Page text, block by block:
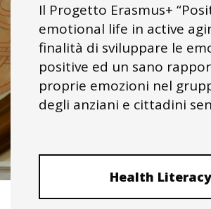
Il Progetto Erasmus+
emotional life in active
finalità di sviluppare le
positive ed un sano
proprie emozioni nel
degli anziani e cittadini
Health Literacy